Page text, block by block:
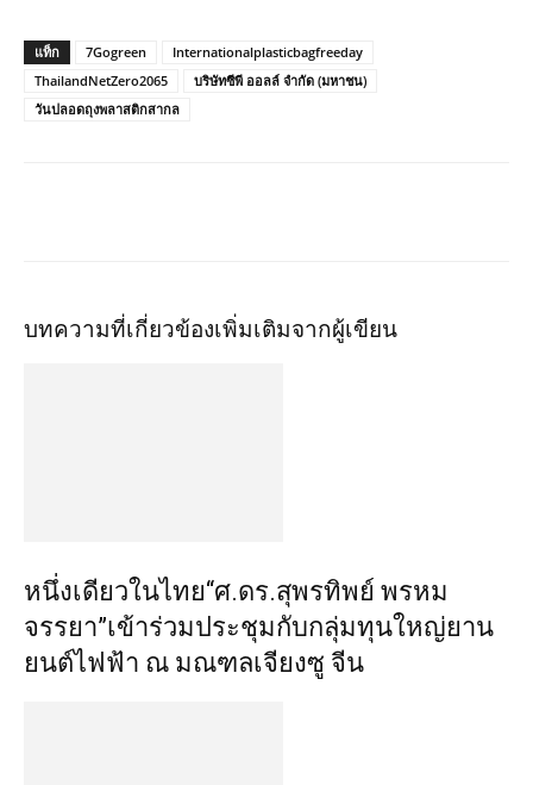
แท็ก 7Gogreen
Internationalplasticbagfreeday
ThailandNetZero2065
บริษัทซีพี ออลล์ จำกัด (มหาชน)
วันปลอดถุงพลาสติกสากล
บทความที่เกี่ยวข้องเพิ่มเติมจากผู้เขียน
หนึ่งเดียวในไทย“ศ.ดร.สุพรทิพย์ พรหม
จรรยา”เข้าร่วมประชุมกับกลุ่มทุนใหญ่ยาน
ยนต์ไฟฟ้า ณ มณฑลเจียงซู จีน